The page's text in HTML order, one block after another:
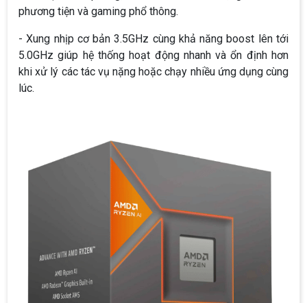
phương tiện và gaming phổ thông.
- Xung nhịp cơ bản 3.5GHz cùng khả năng boost lên tới
5.0GHz giúp hệ thống hoạt động nhanh và ổn định hơn
khi xử lý các tác vụ nặng hoặc chạy nhiều ứng dụng cùng
lúc.